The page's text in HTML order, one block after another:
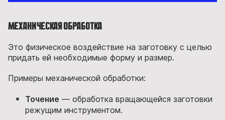
Механическая обработка
Это физическое воздействие на заготовку с целью
придать ей необходимые форму и размер.
Примеры механической обработки:
Точение — обработка вращающейся заготовки
режущим инструментом.